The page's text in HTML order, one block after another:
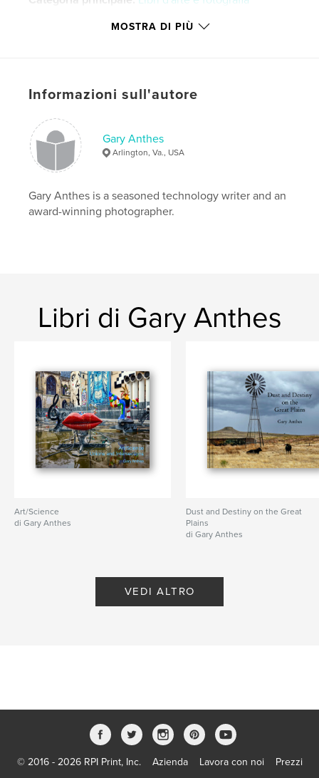
Categorie aggiuntive Natura / Wildlife
Data di pubblicazione:ago 06, 2020
Parole chiave
nature , desert
MOSTRA DI PIÙ
Informazioni sull'autore
Gary Anthes
Arlington, Va., USA
Gary Anthes is a seasoned technology writer and an
award-winning photographer.
Libri di Gary Anthes
Art/Science
di Gary Anthes
Dust and Destiny on the Great
Plains
di Gary Anthes
VEDI ALTRO
© 2016 - 2026 RPI Print, Inc. Azienda Lavora con noi Prezzi